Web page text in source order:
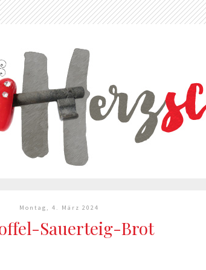
Montag, 4. März 2024
Sauerteig-Brot